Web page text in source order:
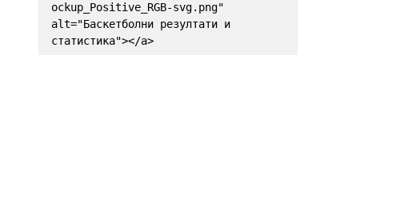
ockup_Positive_RGB-svg.png"
alt="Баскетболни резултати и
статистика"></a>